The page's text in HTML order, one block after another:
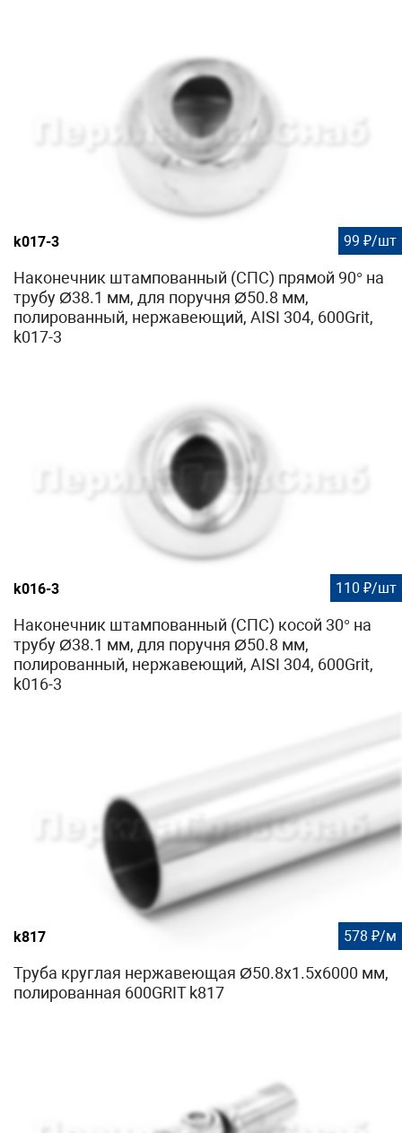
k017-3 99 ₽/шт
Наконечник штампованный (СПС) прямой 90° на
трубу Ø38.1 мм, для поручня Ø50.8 мм,
полированный, нержавеющий, AISI 304, 600Grit,
k017-3
k016-3 110 ₽/шт
Наконечник штампованный (СПС) косой 30° на
трубу Ø38.1 мм, для поручня Ø50.8 мм,
полированный, нержавеющий, AISI 304, 600Grit,
k016-3
k817 578 ₽/м
Труба круглая нержавеющая Ø50.8х1.5х6000 мм,
полированная 600GRIT k817